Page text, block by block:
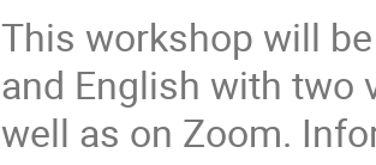
This workshop will
and English with two
well as on Zoom.